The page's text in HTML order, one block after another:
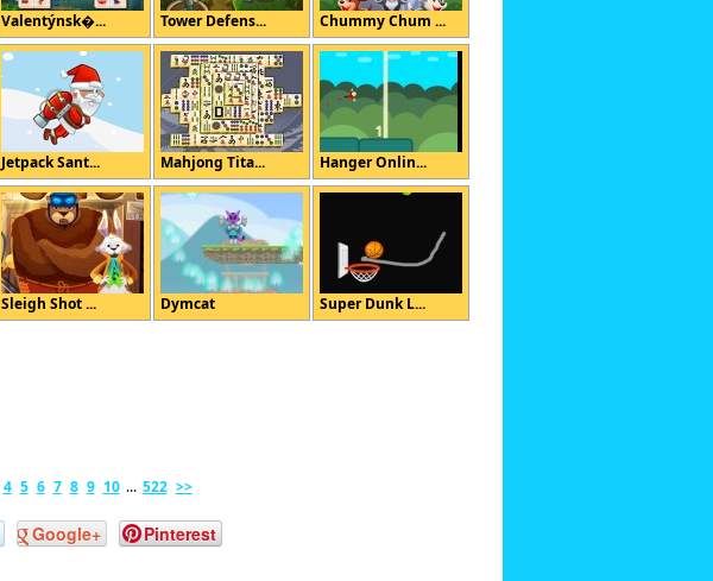
Valentýnsk�... Tower Defens... Chummy Chum ...
Jetpack Sant... Mahjong Tita... Hanger Onlin...
Sleigh Shot ... Dymcat Super Dunk L...
4 5 6 7 8 9 10 ... 522 >>
Google+ Pinterest